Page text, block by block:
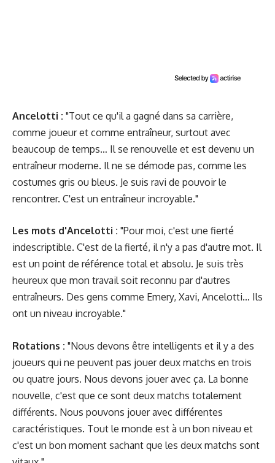
Ancelotti : "Tout ce qu'il a gagné dans sa carrière,
comme joueur et comme entraîneur, surtout avec
beaucoup de temps… Il se renouvelle et est devenu un
entraîneur moderne. Il ne se démode pas, comme les
costumes gris ou bleus. Je suis ravi de pouvoir le
rencontrer. C'est un entraîneur incroyable."
Les mots d'Ancelotti : "Pour moi, c'est une fierté
indescriptible. C'est de la fierté, il n'y a pas d'autre mot. Il
est un point de référence total et absolu. Je suis très
heureux que mon travail soit reconnu par d'autres
entraîneurs. Des gens comme Emery, Xavi, Ancelotti… Ils
ont un niveau incroyable."
Rotations : "Nous devons être intelligents et il y a des
joueurs qui ne peuvent pas jouer deux matchs en trois
ou quatre jours. Nous devons jouer avec ça. La bonne
nouvelle, c'est que ce sont deux matchs totalement
différents. Nous pouvons jouer avec différentes
caractéristiques. Tout le monde est à un bon niveau et
c'est un bon moment sachant que les deux matchs sont